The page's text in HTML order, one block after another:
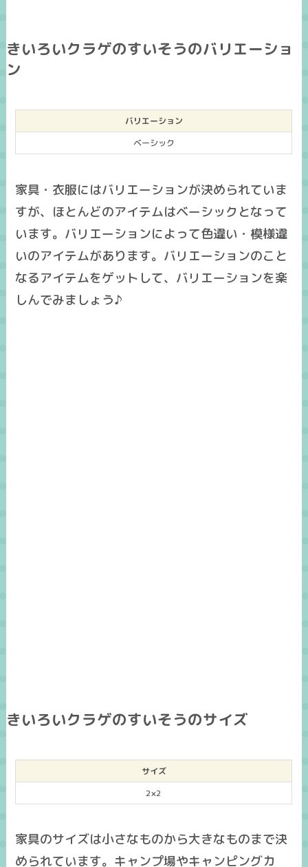
きいろいクラゲのすいそうのバリエーショ
ン
バリエーション
ベーシック
家具・衣服にはバリエーションが決められていま
すが、ほとんどのアイテムはベーシックとなって
います。バリエーションによって色違い・模様違
いのアイテムがあります。バリエーションのこと
なるアイテムをゲットして、バリエーションを楽
しんでみましょう♪
きいろいクラゲのすいそうのサイズ
サイズ
2×2
家具のサイズは小さなものから大きなものまで決
められています。キャンプ場やキャンピングカ